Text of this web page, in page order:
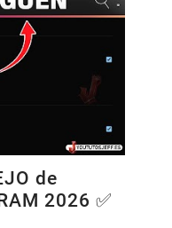
de
2026 ✅